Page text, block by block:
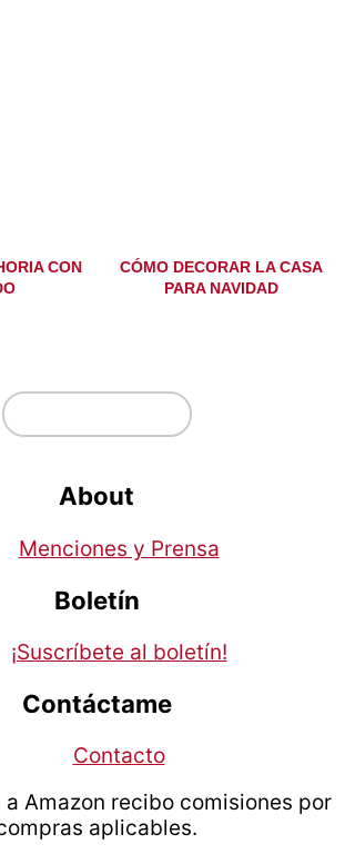
CON
CÓMO DECORAR LA CASA
PARA NAVIDAD
About
Menciones y Prensa
Boletín
¡Suscríbete al boletín!
Contáctame
Contacto
Amazon recibo comisiones por
aplicables.